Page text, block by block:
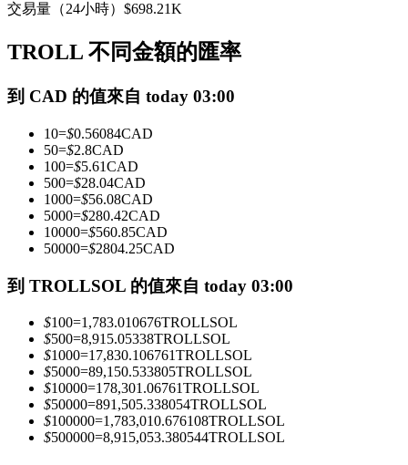
與頂尖交易專家同行
成為跟單交易員
坐享盈利分成和跟單分傭
交易量（24小時） $698.21K
TROLL 不同金額的匯率
到 CAD 的值來自 today 03:00
10=$0.56084CAD
50=$2.8CAD
100=$5.61CAD
500=$28.04CAD
1000=$56.08CAD
5000=$280.42CAD
10000=$560.85CAD
50000=$2804.25CAD
到 TROLLSOL 的值來自 today 03:00
$100=1,783.010676TROLLSOL
$500=8,915.05338TROLLSOL
$1000=17,830.106761TROLLSOL
$5000=89,150.533805TROLLSOL
$10000=178,301.06761TROLLSOL
$50000=891,505.338054TROLLSOL
$100000=1,783,010.676108TROLLSOL
$500000=8,915,053.380544TROLLSOL